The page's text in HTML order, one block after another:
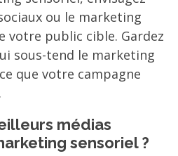
ou le marketing
public cible. Gardez
sous-tend le marketing
que votre campagne
médias
sensoriel ?